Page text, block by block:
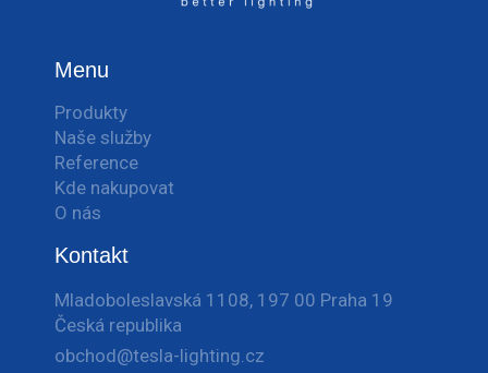
Menu
Produkty
Naše služby
Reference
Kde nakupovat
O nás
Kontakt
Mladoboleslavská 1108, 197 00 Praha 19
Česká republika
obchod@tesla-lighting.cz